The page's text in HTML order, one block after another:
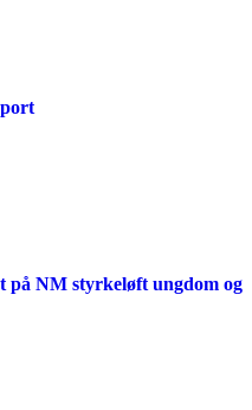
NM styrkeløft ungdom og